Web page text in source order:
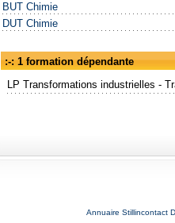
BUT Chimie
DUT Chimie
:-: 1 formation dépendante
LP Transformations industrielles -
Annuaire Stillincontact